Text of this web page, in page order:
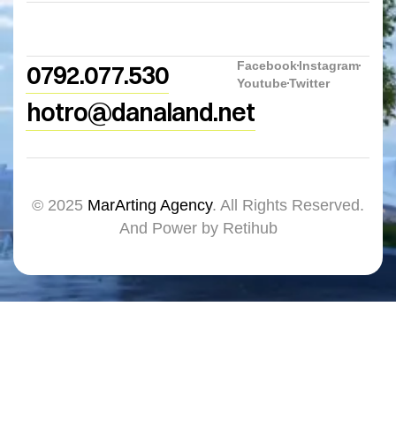
0792.077.530
hotro@danaland.net
FacebookInstagram
YoutubeTwitter
© 2025 MarArting Agency. All Rights Reserved.
And Power by Retihub